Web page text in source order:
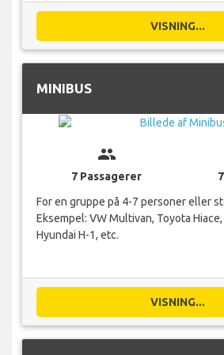
VISNING...
MINIBUS
group
7 Passagerer
For en gruppe på 4-7 personer eller
Eksempel: VW Multivan, Toyota
Hyundai H-1, etc.
VISNING...